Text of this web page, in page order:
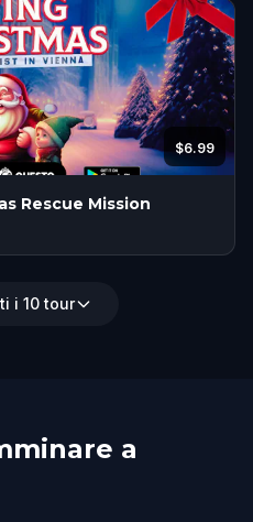
$6.99
Rescue Mission
i 10 tour
a